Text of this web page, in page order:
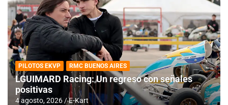
PILOTOS EKVP RMC BUENOS AIRES
LGUIMARD Racing: Un regreso con señales
positivas
4 agosto, 2026 E-Kart